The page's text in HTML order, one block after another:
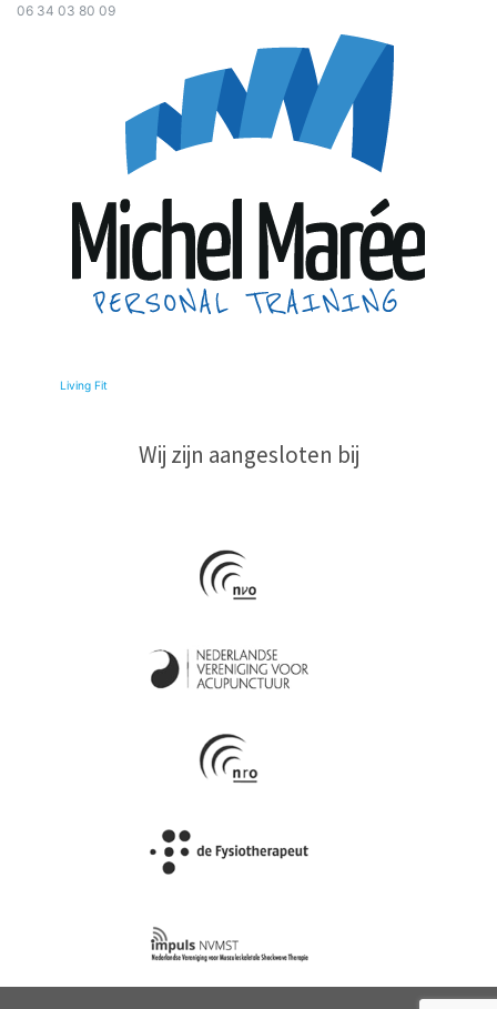
06 34 03 80 09
Living Fit
Wij zijn aangesloten bij